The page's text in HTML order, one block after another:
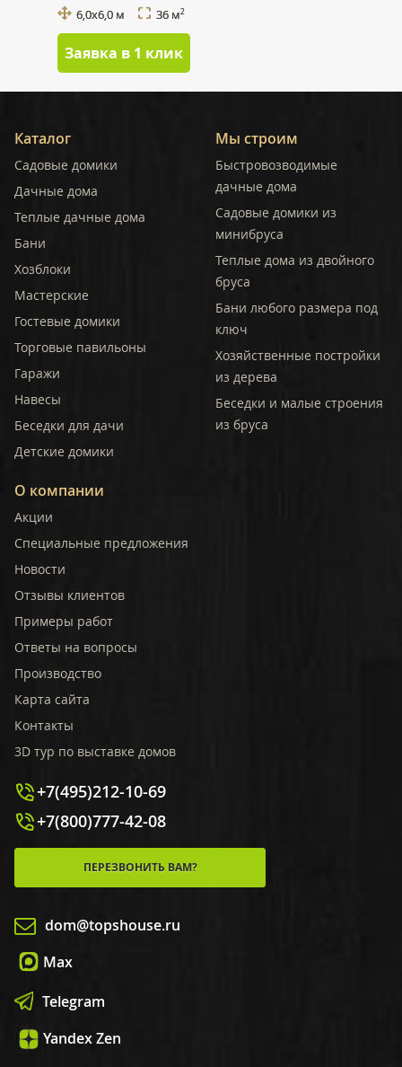
6,0x6,0 м 36 м2
Заявка в 1 клик
Каталог
Садовые домики
Дачные дома
Теплые дачные дома
Бани
Хозблоки
Мастерские
Гостевые домики
Торговые павильоны
Гаражи
Навесы
Беседки для дачи
Детские домики
Мы строим
Быстровозводимые
дачные дома
Садовые домики из
минибруса
Теплые дома из двойного
бруса
Бани любого размера под
ключ
Хозяйственные постройки
из дерева
Беседки и малые строения
из бруса
О компании
Акции
Специальные предложения
Новости
Отзывы клиентов
Примеры работ
Ответы на вопросы
Производство
Карта сайта
Контакты
3D тур по выставке домов
+7(495)212-10-69
+7(800)777-42-08
ПЕРЕЗВОНИТЬ ВАМ?
dom@topshouse.ru
Max
Telegram
Yandex Zen